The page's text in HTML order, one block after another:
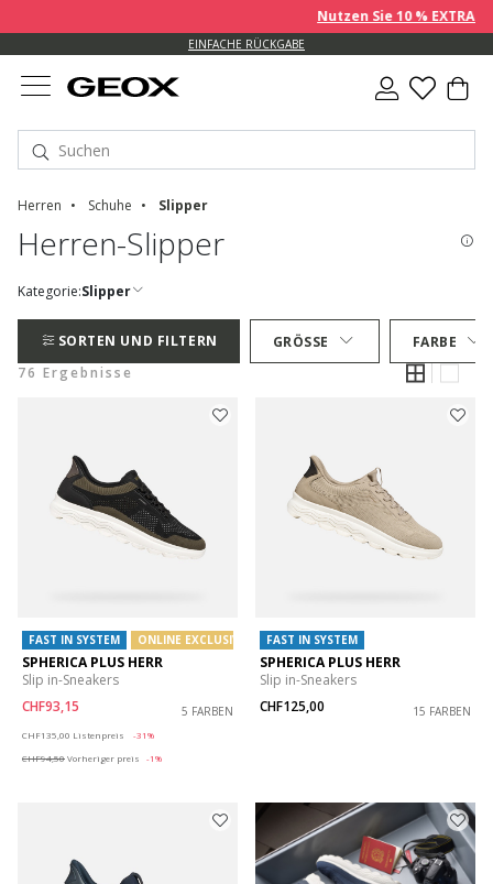
Nutzen Sie 10 % EXTRA
EINFACHE RÜCKGABE
Herren Schuhe Slipper
Herren-Slipper
Kategorie:Slipper
SORTEN UND FILTERN GRÖSSE
FARBE
76 Ergebnisse
FAST IN SYSTEM ONLINE EXCLUSIVE
SPHERICA PLUS HERR
Slip in-Sneakers
CHF93,15
5 FARBEN
CHF135,00 Listenpreis
-31%
CHF94,50Vorheriger preis -1%
FAST IN SYSTEM
SPHERICA PLUS HERR
Slip in-Sneakers
CHF125,00
15 FARBEN